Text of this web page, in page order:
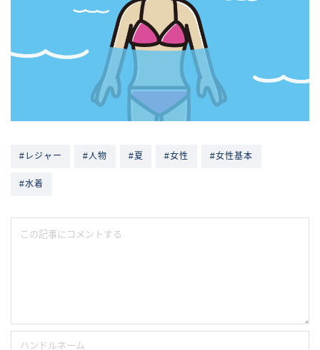
#レジャー #人物 #夏 #女性 #女性基本
#水着